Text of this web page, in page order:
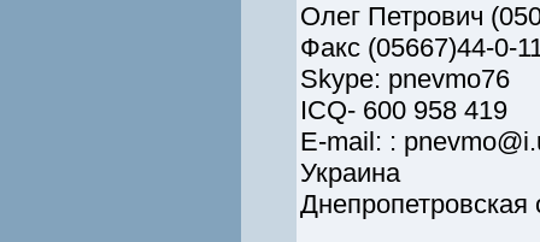
Олег Петрович
Факс (05667)44-0-
Skype: pnevmo76
ICQ- 600 958 419
E-mail: :
Украина
Днепропетровская